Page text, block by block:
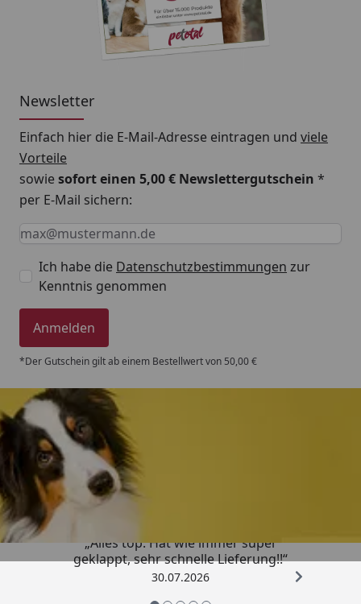
Newsletter
Einfach hier die E-Mail-Adresse eintragen und viele
Vorteile
sowiesofort einen 5,00 € Newslettergutschein *
per E-Mail sichern:
Keine Eingabe erforderlich
Eingabe erforderlich
E-Mail *
Ich habe die Datenschutzbestimmungen zur
Kenntnis genommen
Anmelden
*Der Gutschein gilt ab einem Bestellwert von 50,00 €
Trusted Shops
„Alles top. Hat wie immer super
geklappt, sehr schnelle Lieferung!!“
30.07.2026